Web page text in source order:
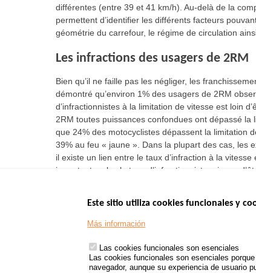
différentes (entre 39 et 41 km/h). Au-delà de la
permettent d’identifier les différents facteurs
géométrie du carrefour, le régime de circulation
Les infractions des usagers de 2RM
Bien qu’il ne faille pas les négliger, les
démontré qu’environ 1% des usagers de 2RM
d’infractionnistes à la limitation de vitesse est loin
2RM toutes puissances confondues ont dépassé
que 24% des motocyclistes dépassent la limitation
39% au feu « jaune ». Dans la plupart des cas, les
il existe un lien entre le taux d’infraction à la
importante, plus le taux d’infractionnistes risque
Este sitio utiliza cookies funcionales y
Más información
Las cookies funcionales son esenciales
Las cookies funcionales son esenciales
navegador, aunque su experiencia de usuario